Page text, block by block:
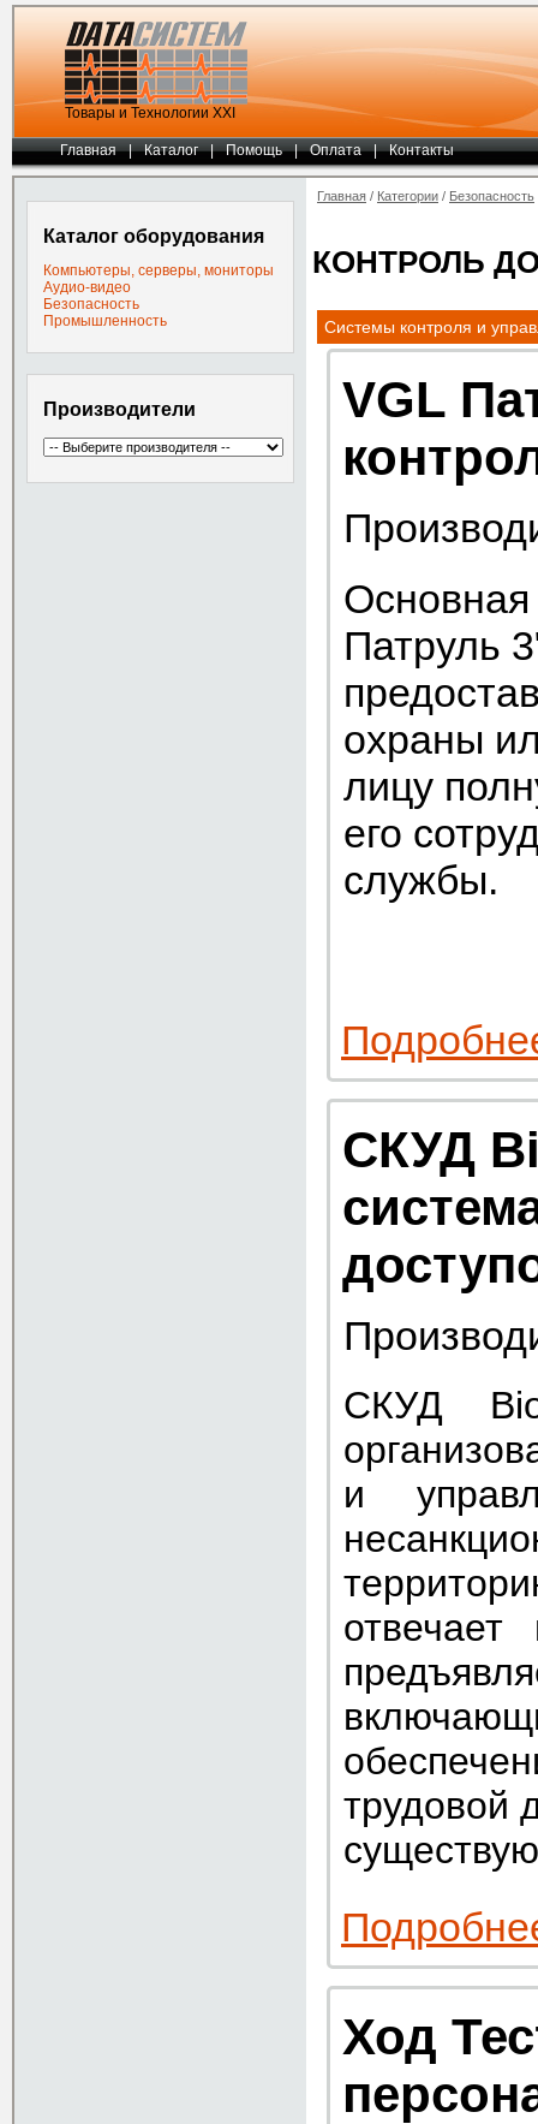
Товары и Технологии ХХI
Главная | Каталог | Помощь | Оплата | Контакты
Каталог оборудования
Компьютеры, серверы, мониторы
Аудио-видео
Безопасность
Промышленность
Производители
Главная / Категории / Безопасность
КОНТРОЛЬ
Системы контроля и
VGL
Патруль
охраны
лицу
его
службы.
СКУД
СКУД
и
трудовой
Ход